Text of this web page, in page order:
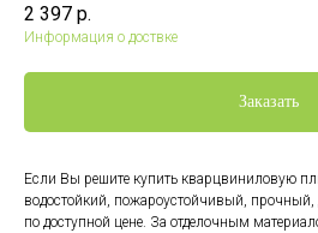
2 397 р.
Информация о доствке
Заказать
Если Вы решите купить кварцвиниловую
водостойкий, пожароустойчивый,
по доступной цене. За отделочным